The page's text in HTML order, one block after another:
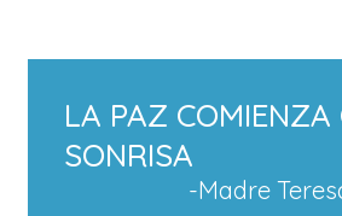
LA PAZ COMIENZA
SONRISA
-Madre